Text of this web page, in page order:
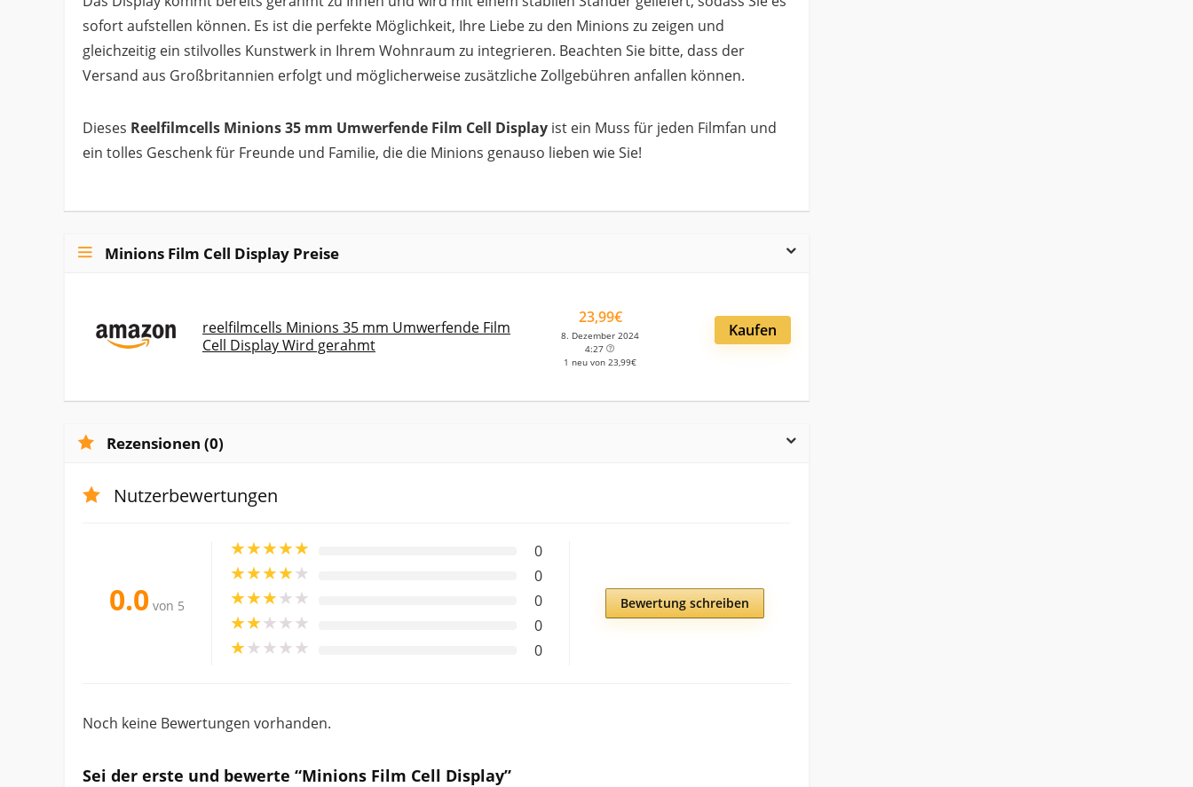
sofort aufstellen können. Es ist die perfekte Möglichkeit, Ihre Liebe zu den Minions zu zeigen und
gleichzeitig ein stilvolles Kunstwerk in Ihrem Wohnraum zu integrieren. Beachten Sie bitte, dass der
Versand aus Großbritannien erfolgt und möglicherweise zusätzliche Zollgebühren anfallen können.
Dieses Reelfilmcells Minions 35 mm Umwerfende Film Cell Display ist ein Muss für jeden Filmfan und
ein tolles Geschenk für Freunde und Familie, die die Minions genauso lieben wie Sie!
Minions Film Cell Display Preise
reelfilmcells Minions 35 mm Umwerfende Film
Cell Display Wird gerahmt
23,99€
8. Dezember 2024
4:27
1 neu von 23,99€
Kaufen
Rezensionen (0)
Nutzerbewertungen
0.0 von 5
★★★★★ 0
★★★★★ 0
★★★★★ 0
★★★★★ 0
★★★★★ 0
Bewertung schreiben
Noch keine Bewertungen vorhanden.
Sei der erste und bewerte “Minions Film Cell Display”